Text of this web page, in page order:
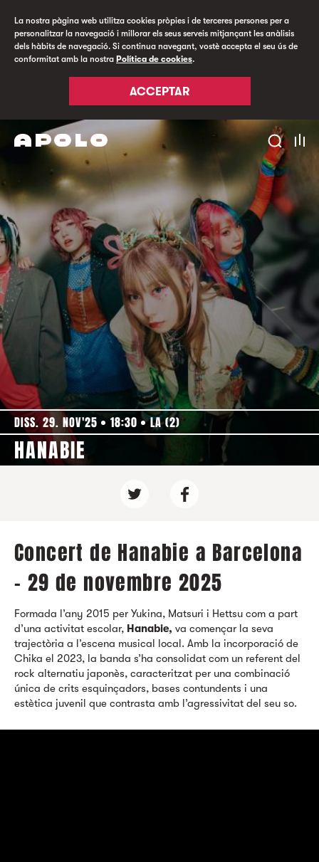
La nostra pàgina web utilitza cookies pròpies i de terceres persones per a
personalitzar la navegació i millorar els seus serveis mitjançant les anàlisis
dels hàbits de navegació. Si continua navegant, vostè accepta el seu ús de
conformitat amb la nostra Política de cookies.
ACCEPTAR
DISS. 29. NOV'25 18:30 LA (2)
HANABIE
Concert de Hanabie a Barcelona
- 29 de novembre 2025
Formada l’any 2015 per Yukina, Matsuri i Hettsu com a part
d’una activitat escolar, Hanabie, va començar la seva
trajectòria a l’escena musical local. Amb la incorporació de
Chika el 2023, la banda s’ha consolidat com un referent del
rock alternatiu japonès, caracteritzat per una combinació
única de crits esquinçadors, bases contundents i una
estètica juvenil que contrasta amb l’agressivitat del seu so.